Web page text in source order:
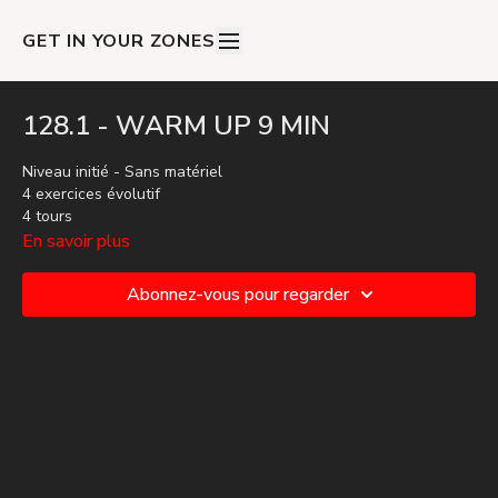
GET IN YOUR ZONES
128.1 - WARM UP 9 MIN
Niveau initié - Sans matériel
4 exercices évolutif
4 tours
En savoir plus
Abonnez-vous pour regarder